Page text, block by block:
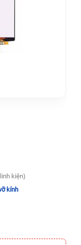
kiện)
kính